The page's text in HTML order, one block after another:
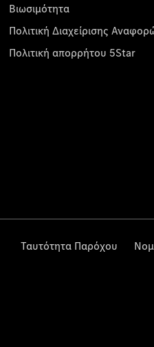
Βιωσιμότητα
Πολιτική Διαχείρισης
Πολιτική απορρήτου 5Star
Ταυτότητα Παρόχου